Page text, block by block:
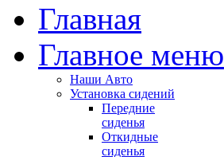
Главная
Главное меню
Наши Авто
Установка сидений
Передние
сиденья
Откидные
сиденья